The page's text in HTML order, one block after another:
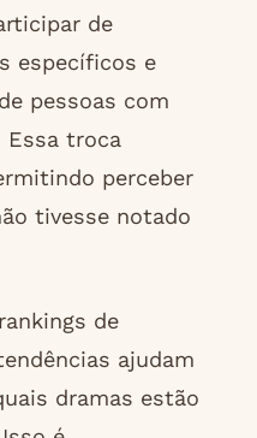
de
específicos e
pessoas com
Essa troca
perceber
tivesse notado
de
ajudam
dramas estão